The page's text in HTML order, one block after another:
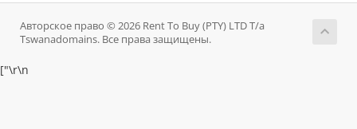
Авторское право © 2026 Rent To Buy (PTY) LTD T/a
Tswanadomains. Все права защищены.
["\r\n